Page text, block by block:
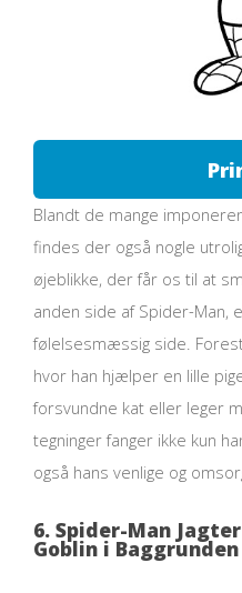
Blandt de mange
findes der også nogle
øjeblikke, der får os til at
anden side af Spider-
følelsesmæssig side.
hvor han hjælper en lille
forsvundne kat eller leger
tegninger fanger ikke kun
også hans venlige og
6. Spider-Man
Goblin i Baggrunden